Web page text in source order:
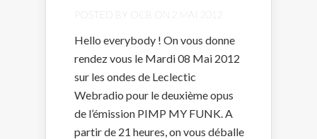
POSTED BY OCB ON 2 MAI 2012
Hello everybody ! On vous donne
rendez vous le Mardi 08 Mai 2012
sur les ondes de Leclectic
Webradio pour le deuxième opus
de l’émission PIMP MY FUNK. A
partir de 21 heures, on vous déballe